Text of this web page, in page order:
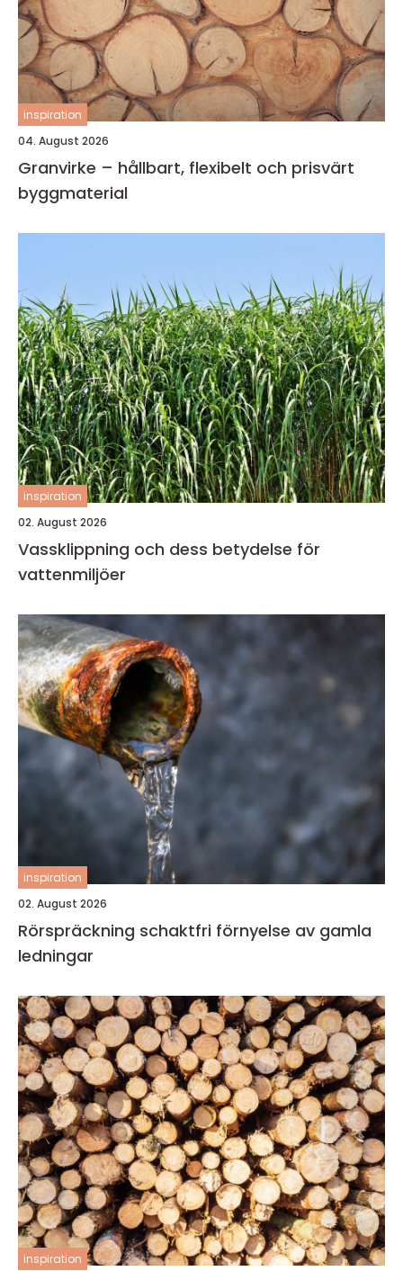
inspiration
04. August 2026
Granvirke – hållbart, flexibelt och prisvärt
byggmaterial
inspiration
02. August 2026
Vassklippning och dess betydelse för
vattenmiljöer
inspiration
02. August 2026
Rörspräckning schaktfri förnyelse av gamla
ledningar
inspiration